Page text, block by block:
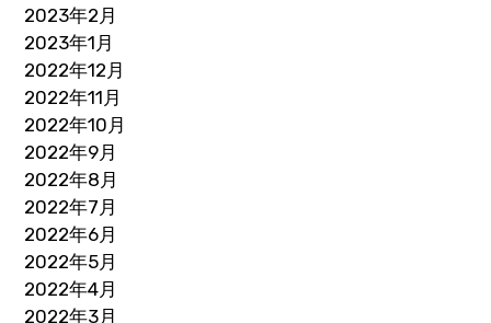
2023年2月
2023年1月
2022年12月
2022年11月
2022年10月
2022年9月
2022年8月
2022年7月
2022年6月
2022年5月
2022年4月
2022年3月